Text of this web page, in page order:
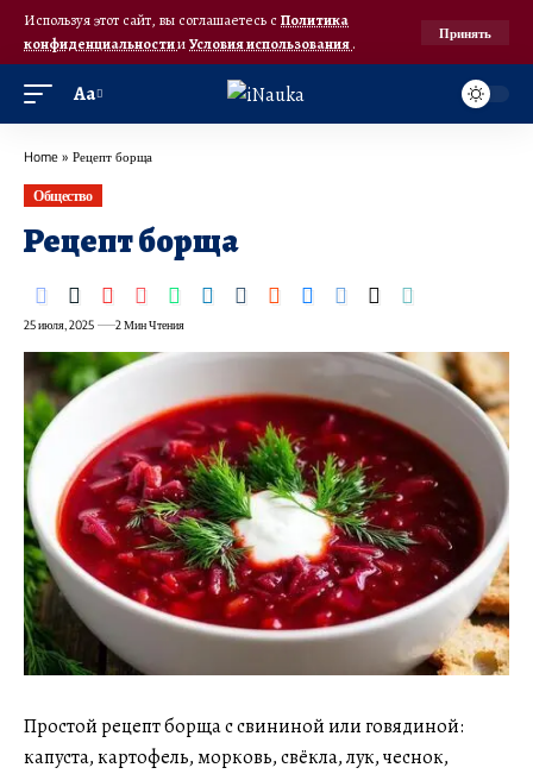
Используя этот сайт, вы соглашаетесь с Политика
конфиденциальностииУсловия использования.
Принять
Аа
Home » Рецепт борща
Общество
Рецепт борща
25 июля, 2025 2 Мин Чтения
Простой рецепт борща с свининой или говядиной:
капуста, картофель, морковь, свёкла, лук, чеснок,